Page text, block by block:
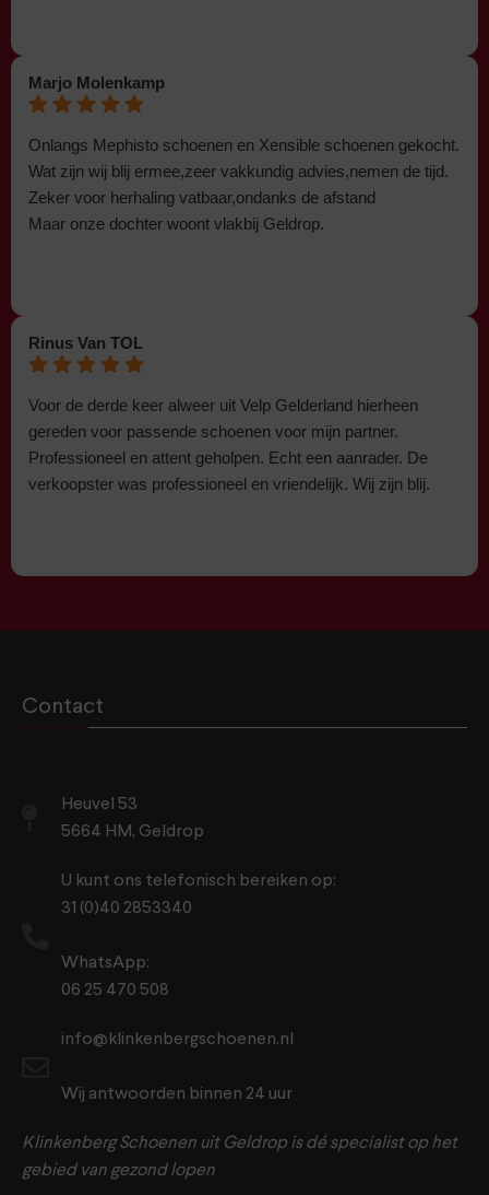
Marjo Molenkamp
Onlangs Mephisto schoenen en Xensible schoenen gekocht.
Wat zijn wij blij ermee,zeer vakkundig advies,nemen de tijd.
Zeker voor herhaling vatbaar,ondanks de afstand
Maar onze dochter woont vlakbij Geldrop.
Rinus Van TOL
Voor de derde keer alweer uit Velp Gelderland hierheen
gereden voor passende schoenen voor mijn partner.
Professioneel en attent geholpen. Echt een aanrader. De
verkoopster was professioneel en vriendelijk. Wij zijn blij.
Contact
Heuvel 53
5664 HM, Geldrop
U kunt ons telefonisch bereiken op:
31 (0)40 2853340
WhatsApp:
06 25 470 508
info@klinkenbergschoenen.nl
Wij antwoorden binnen 24 uur
Klinkenberg Schoenen uit Geldrop is dé specialist op het
gebied van gezond lopen